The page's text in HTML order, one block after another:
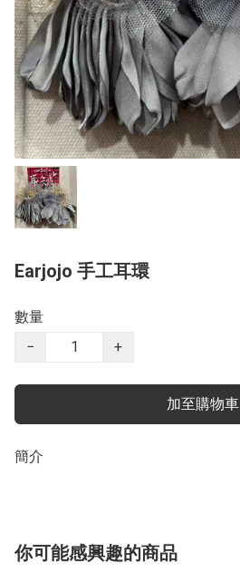
Earjojo 手工耳環
數量
−
+
加至購物車
簡介
你可能感興趣的商品